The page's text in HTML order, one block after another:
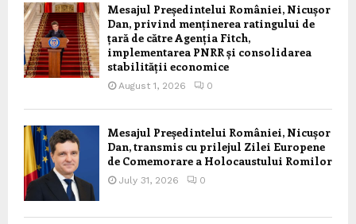
Mesajul Președintelui României, Nicușor
Dan, privind menținerea ratingului de
țară de către Agenția Fitch,
implementarea PNRR și consolidarea
stabilității economice
August 1, 2026 0
Mesajul Președintelui României, Nicușor
Dan, transmis cu prilejul Zilei Europene
de Comemorare a Holocaustului Romilor
July 31, 2026 0